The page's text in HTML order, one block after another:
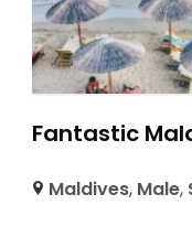
Fantastic
Maldives, Male,